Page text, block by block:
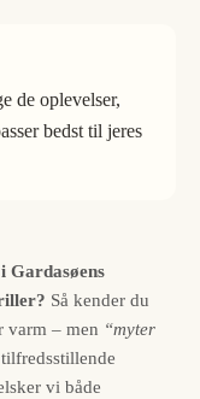
de oplevelser,
bedst til jeres
Gardasøens
Så kender du
varm – men “myter
vi både